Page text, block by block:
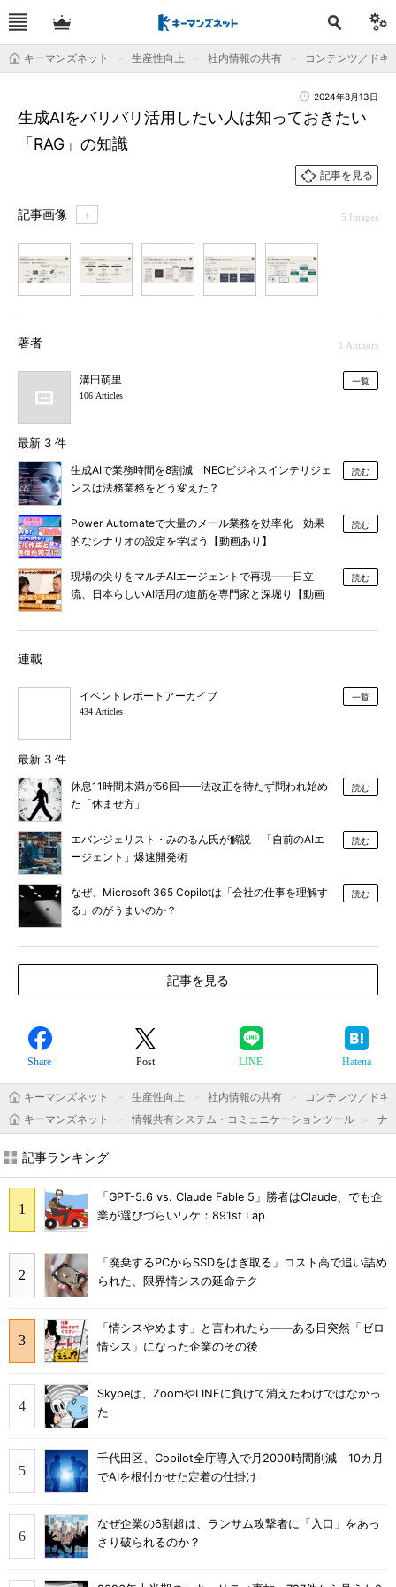
キーマンズネット 生産性向上 社内情報の共有 コンテンツ／ドキ
2024年8月13日
生成AIをバリバリ活用したい人は知っておきたい
「RAG」の知識
記事を見る
記事画像 ＋ 5 Images
著者 1 Authors
溝田萌里
106 Articles
一覧
最新 3 件
生成AIで業務時間を8割減 NECビジネスインテリジェ
ンスは法務業務をどう変えた？
読む
Power Automateで大量のメール業務を効率化 効果
的なシナリオの設定を学ぼう【動画あり】
読む
現場の尖りをマルチAIエージェントで再現――日立
流、日本らしいAI活用の道筋を専門家と深堀り【動画
読む
連載
イベントレポートアーカイブ
434 Articles
一覧
最新 3 件
休息11時間未満が56回――法改正を待たず問われ始め
た「休ませ方」
読む
エバンジェリスト・みのるん氏が解説 「自前のAIエ
ージェント」爆速開発術
読む
なぜ、Microsoft 365 Copilotは「会社の仕事を理解す
る」のがうまいのか？
読む
記事を見る
Share Post LINE Hatena
キーマンズネット 生産性向上 社内情報の共有
コンテンツ／ドキ
キーマンズネット
情報共有システム・コミュニケーションツール ナ
記事ランキング
「GPT-5.6 vs. Claude Fable 5」勝者はClaude、でも企
業が選びづらいワケ：891st Lap
「廃棄するPCからSSDをはぎ取る」コスト高で追い詰め
られた、限界情シスの延命テク
「情シスやめます」と言われたら――ある日突然「ゼロ
情シス」になった企業のその後
Skypeは、ZoomやLINEに負けて消えたわけではなかっ
た
千代田区、Copilot全庁導入で月2000時間削減 10カ月
でAIを根付かせた定着の仕掛け
なぜ企業の6割超は、ランサム攻撃者に「入口」をあっ
さり破られるのか？